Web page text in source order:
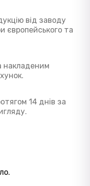
від заводу
європейського та
накладеним
14 днів за